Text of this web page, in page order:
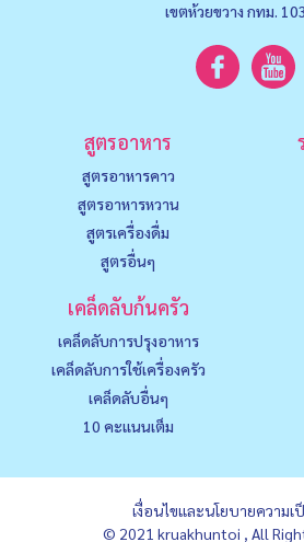
เขตห้วยขวาง กทม.
สูตรอาหาร
สูตรอาหารคาว
สูตรอาหารหวาน
สูตรเครื่องดื่ม
สูตรอื่นๆ
เคล็ดลับก้นครัว
เคล็ดลับการปรุงอาหาร
เคล็ดลับการใช้เครื่องครัว
เคล็ดลับอื่นๆ
10 คะแนนเต็ม
เงื่อนไขและนโยบายความเ
© 2021 kruakhuntoi , All